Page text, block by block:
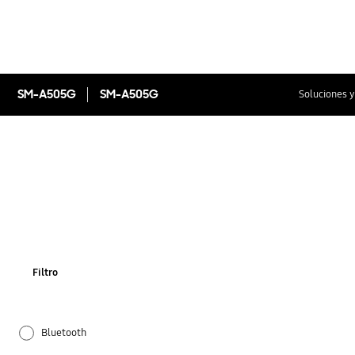
SM-A505G SM-A505G Soluciones
Filtro
Bluetooth